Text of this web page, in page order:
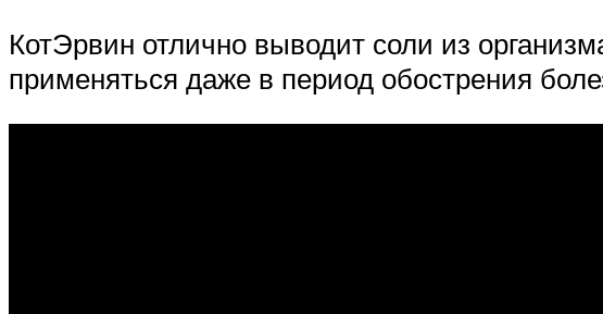
КотЭрвин отлично выводит соли из
применяться даже в период обострения